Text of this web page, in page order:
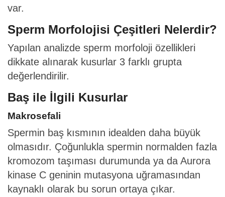
var.
Sperm Morfolojisi Çeşitleri Nelerdir?
Yapılan analizde sperm morfoloji özellikleri
dikkate alınarak kusurlar 3 farklı grupta
değerlendirilir.
Baş ile İlgili Kusurlar
Makrosefali
Spermin baş kısmının idealden daha büyük
olmasıdır. Çoğunlukla spermin normalden fazla
kromozom taşıması durumunda ya da Aurora
kinase C geninin mutasyona uğramasından
kaynaklı olarak bu sorun ortaya çıkar.